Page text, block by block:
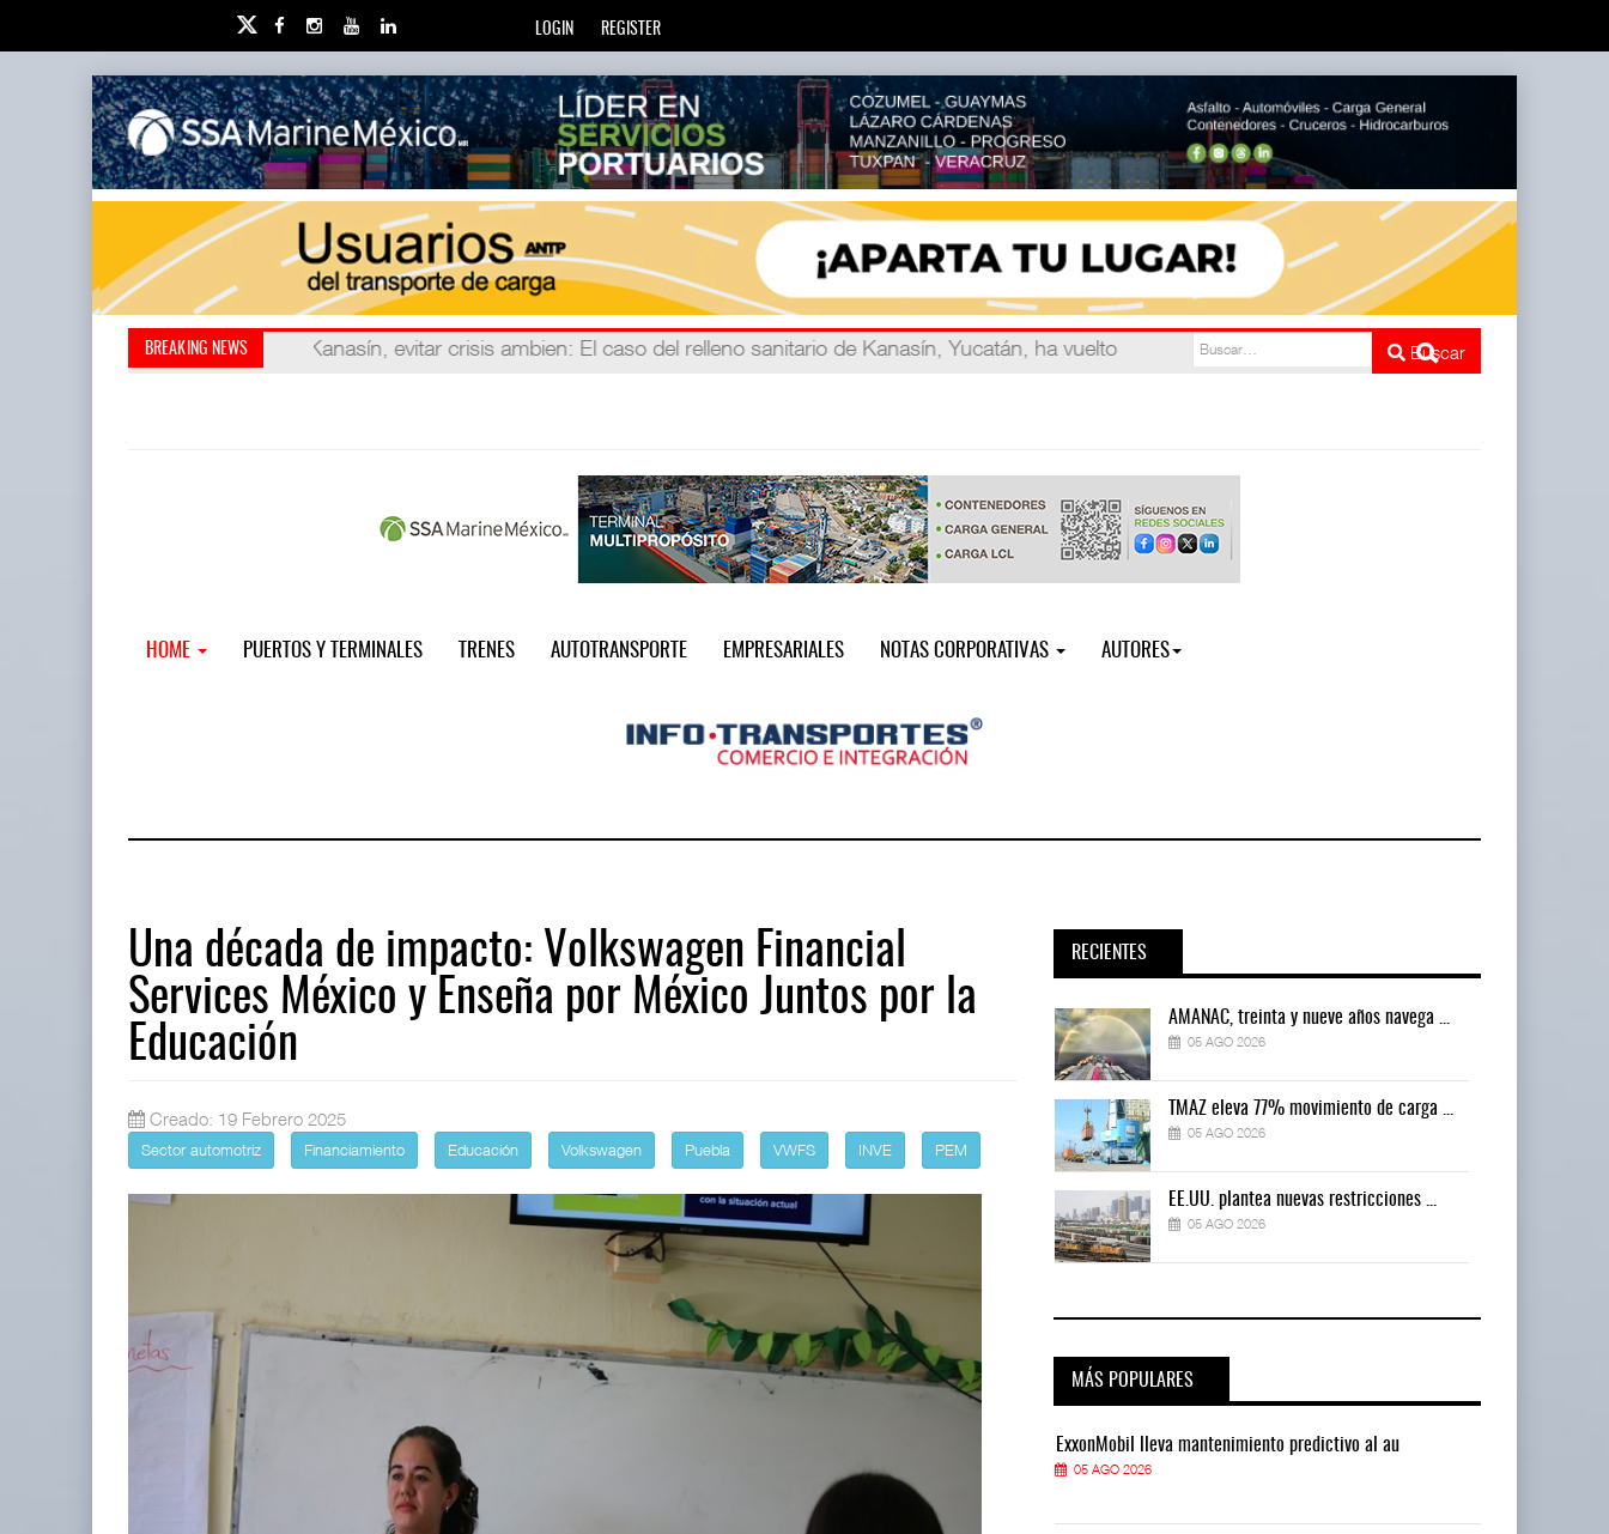
LOGIN REGISTER
BREAKING NEWS Kanasín, evitar crisis ambien
AMANAC, treinta y nueve años: La transformación del comercio marítimo mundial
Buscar
HOME PUERTOS Y TERMINALES TRENES AUTOTRANSPORTE EMPRESARIALES NOTAS CORPORATIVAS AUTORES
Una década de impacto: Volkswagen Financial
Services México y Enseña por México Juntos por la
Educación
Creado: 19 Febrero 2025
Sector automotriz Financiamiento Educación Volkswagen Puebla VWFS INVE PEM
RECIENTES
AMANAC, treinta y nueve años navega ...
05 AGO 2026
EE.UU. plantea nuevas restricciones ...
AMANAC, treinta y nueve años navega ...
05 AGO 2026
EE.UU. plantea nuevas restricciones ...
05 AGO 2026
AMANAC, treinta y nueve años navega ...
05 AGO 2026
TMAZ eleva 77% movimiento de carga ...
05 AGO 2026
EE.UU. plantea nuevas restricciones ...
05 AGO 2026
MÁS POPULARES
ExxonMobil lleva mantenimiento predictivo al au
05 AGO 2026
ExxonMobil lleva mantenimiento predictivo al au
05 AGO 2026